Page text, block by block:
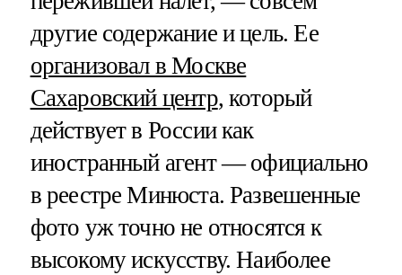
другие содержание и цель. Ее
организовал в Москве
Сахаровский центр, который
действует в России как
иностранный агент — официально
в реестре Минюста. Развешенные
фото уж точно не относятся к
высокому искусству. Наиболее